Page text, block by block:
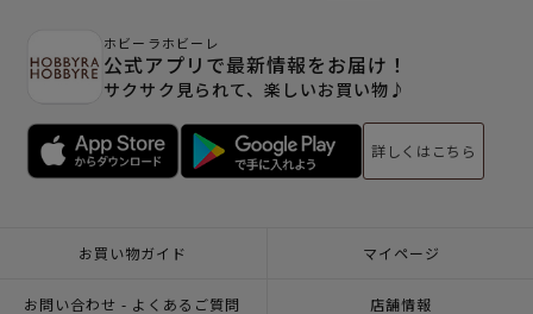
ホビーラホビーレ
公式アプリで最新情報をお届け！
サクサク見られて、楽しいお買い物♪
詳しくはこちら
お買い物ガイド マイページ
お問い合わせ - よくあるご質問 店舗情報